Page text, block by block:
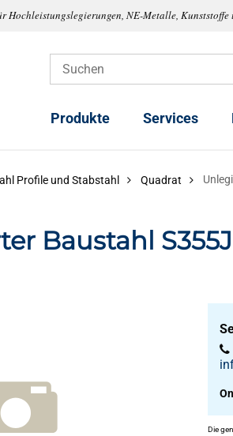
Hochleistungslegierungen, NE-Metalle,
Produkte Services
Profile und Stabstahl Quadrat
Baustahl
Die